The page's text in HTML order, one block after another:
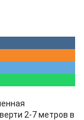
2-7 метров в